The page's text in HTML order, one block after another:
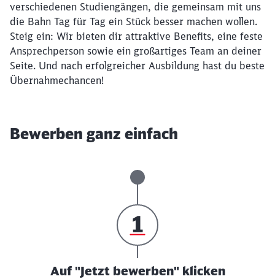
verschiedenen Studiengängen, die gemeinsam mit uns
die Bahn Tag für Tag ein Stück besser machen wollen.
Steig ein: Wir bieten dir attraktive Benefits, eine feste
Ansprechperson sowie ein großartiges Team an deiner
Seite. Und nach erfolgreicher Ausbildung hast du beste
Übernahmechancen!
Bewerben ganz einfach
Auf "Jetzt bewerben" klicken